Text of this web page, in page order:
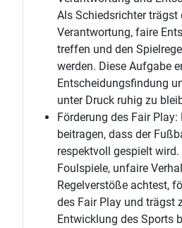
Als Schiedsrichter trägst
Verantwortung, faire
treffen und den
werden. Diese Aufgabe
Entscheidungsfindung
unter Druck ruhig zu
Förderung des Fair
beitragen, dass der
respektvoll gespielt
Foulspiele, unfaire
Regelverstöße achtest,
des Fair Play und trägst
Entwicklung des Sports